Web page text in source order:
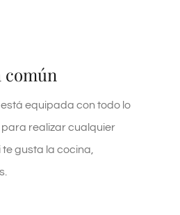
común
equipada con todo lo
realizar cualquier
te gusta la cocina,